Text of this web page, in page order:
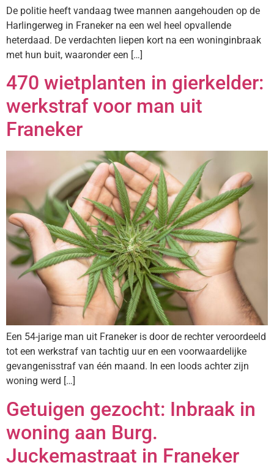
De politie heeft vandaag twee mannen aangehouden op de
Harlingerweg in Franeker na een wel heel opvallende
heterdaad. De verdachten liepen kort na een woninginbraak
met hun buit, waaronder een […]
470 wietplanten in gierkelder:
werkstraf voor man uit
Franeker
Een 54-jarige man uit Franeker is door de rechter veroordeeld
tot een werkstraf van tachtig uur en een voorwaardelijke
gevangenisstraf van één maand. In een loods achter zijn
woning werd […]
Getuigen gezocht: Inbraak in
woning aan Burg.
Juckemastraat in Franeker